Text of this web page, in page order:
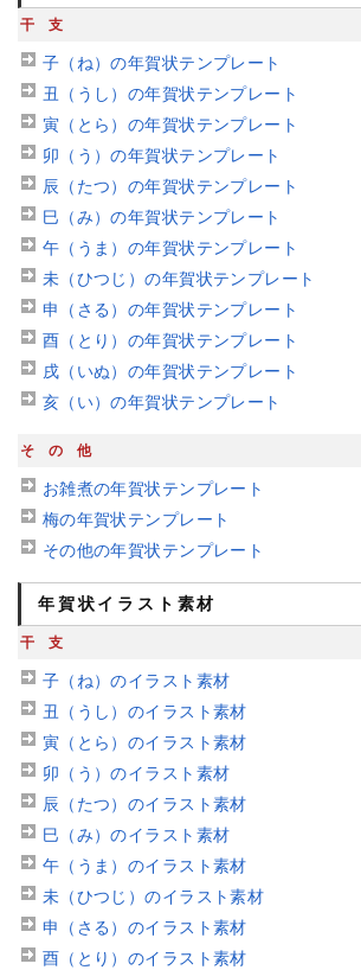
干支
子（ね）の年賀状テンプレート
丑（うし）の年賀状テンプレート
寅（とら）の年賀状テンプレート
卯（う）の年賀状テンプレート
辰（たつ）の年賀状テンプレート
巳（み）の年賀状テンプレート
午（うま）の年賀状テンプレート
未（ひつじ）の年賀状テンプレート
申（さる）の年賀状テンプレート
酉（とり）の年賀状テンプレート
戌（いぬ）の年賀状テンプレート
亥（い）の年賀状テンプレート
その他
お雑煮の年賀状テンプレート
梅の年賀状テンプレート
その他の年賀状テンプレート
年賀状イラスト素材
干支
子（ね）のイラスト素材
丑（うし）のイラスト素材
寅（とら）のイラスト素材
卯（う）のイラスト素材
辰（たつ）のイラスト素材
巳（み）のイラスト素材
午（うま）のイラスト素材
未（ひつじ）のイラスト素材
申（さる）のイラスト素材
酉（とり）のイラスト素材